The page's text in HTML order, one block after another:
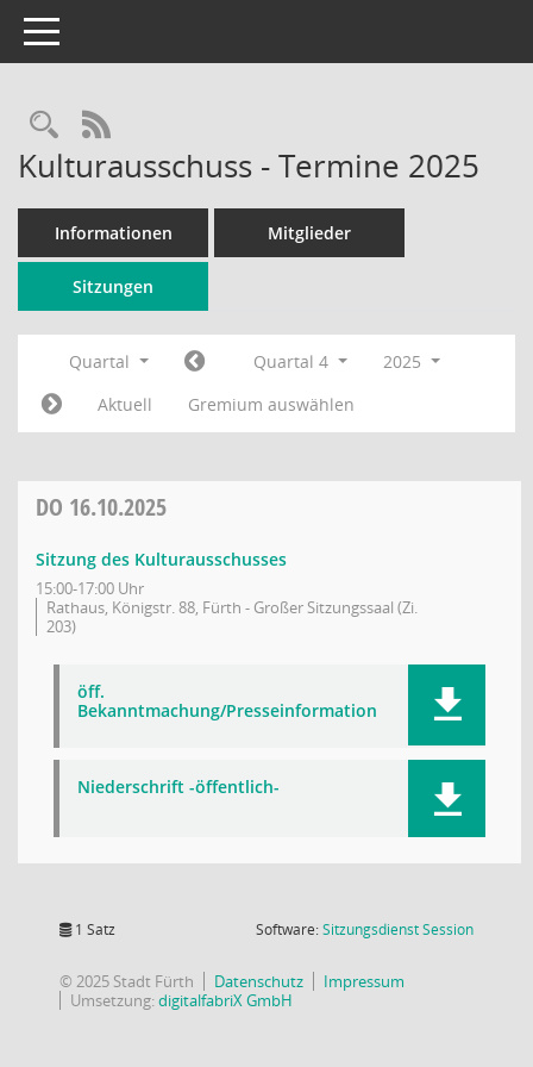
Toggle navigation
Rechercheauswahl
RSS-Feed
Kulturausschuss - Termine 2025
Informationen Mitglieder
Sitzungen
Quartal Quartal 4
2025
Aktuell
Gremium auswählen
DO 16.10.2025
Sitzung des Kulturausschusses
15:00-17:00 Uhr
Rathaus, Königstr. 88, Fürth - Großer Sitzungssaal (Zi.
203)
öff.
Bekanntmachung/Presseinformation
Niederschrift -öffentlich-
1 Satz Software:SitzungsdienstSession(Wird in
© 2025 Stadt Fürth Datenschutz
Impressum
Umsetzung:digitalfabriX GmbH